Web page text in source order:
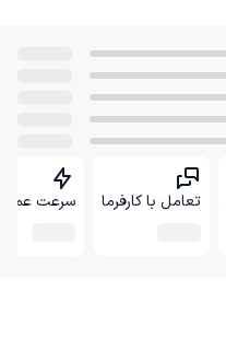
تعامل با کارفرما سرعت عمل